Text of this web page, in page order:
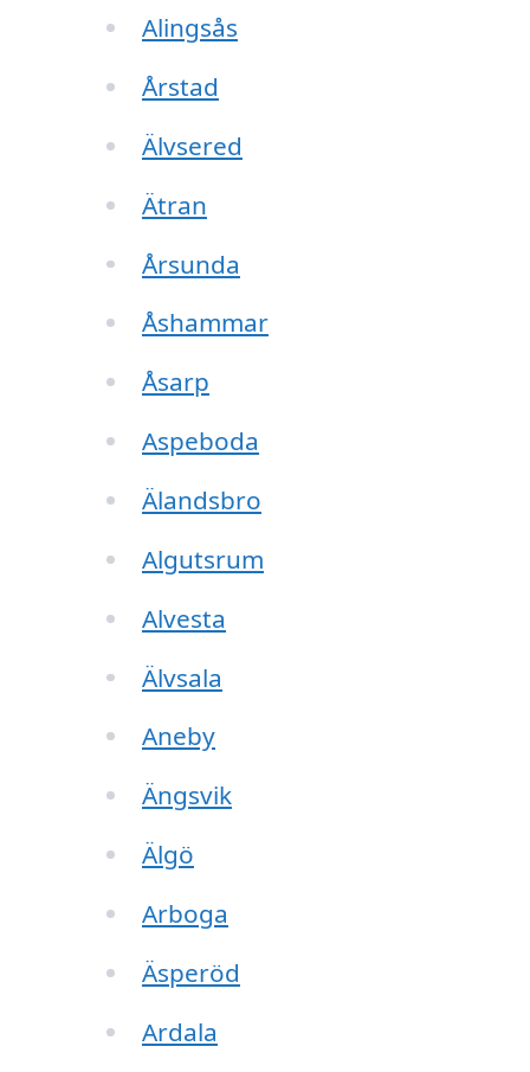
Alingsås
Årstad
Älvsered
Ätran
Årsunda
Åshammar
Åsarp
Aspeboda
Älandsbro
Algutsrum
Alvesta
Älvsala
Aneby
Ängsvik
Älgö
Arboga
Äsperöd
Ardala